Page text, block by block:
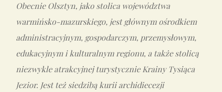
Obecnie Olsztyn, jako stolica województwa
warmińsko-mazurskiego, jest głównym ośrodkiem
administracyjnym, gospodarczym, przemysłowym,
edukacyjnym i kulturalnym regionu, a także stolicą
niezwykle atrakcyjnej turystycznie Krainy Tysiąca
Jezior. Jest też siedzibą kurii archidiecezji